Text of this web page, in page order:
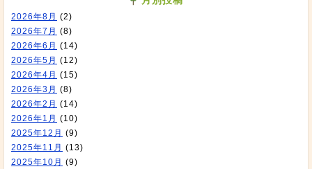
2026年8月 (2)
2026年7月 (8)
2026年6月 (14)
2026年5月 (12)
2026年4月 (15)
2026年3月 (8)
2026年2月 (14)
2026年1月 (10)
2025年12月 (9)
2025年11月 (13)
2025年10月 (9)